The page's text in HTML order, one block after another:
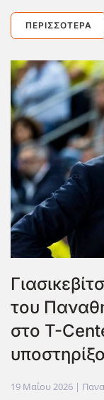
ΠΕΡΙΣΣΌΤΕΡΑ
του
στο T-
19 Μαΐου 2026 |